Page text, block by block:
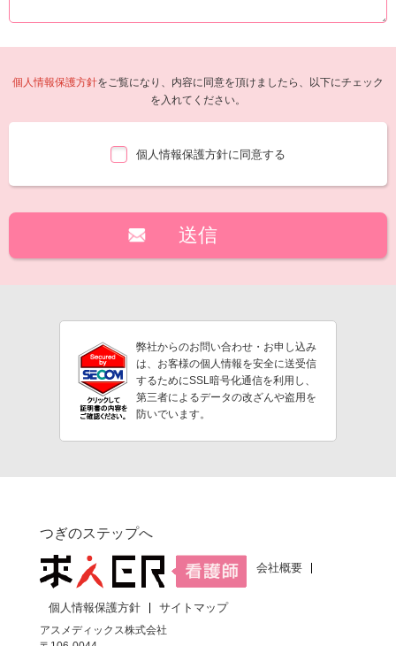
個人情報保護方針をご覧になり、内容に同意を頂けましたら、以下にチェック
を入れてください。
個人情報保護方針に同意する
弊社からのお問い合わせ・お申し込み
は、お客様の個人情報を安全に送受信
するためにSSL暗号化通信を利用し、
第三者によるデータの改ざんや盗用を
防いでいます。
つぎのステップへ
会社概要
個人情報保護方針
サイトマップ
アスメディックス株式会社